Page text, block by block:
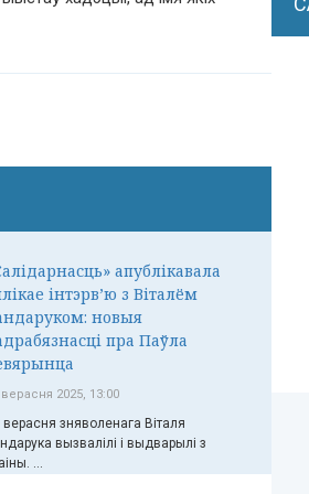
апублікавала
інтэрв’ю з Віталём
новыя
пра Паўла
верасня 2025, 13:00
верасня зняволенага Віталя
вызвалілі і выдварылі з
...